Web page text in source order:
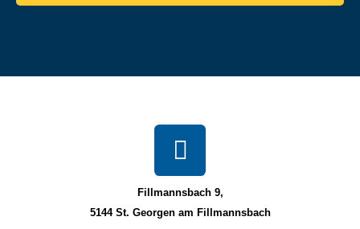
Fillmannsbach 9,
5144 St. Georgen am Fillmannsbach